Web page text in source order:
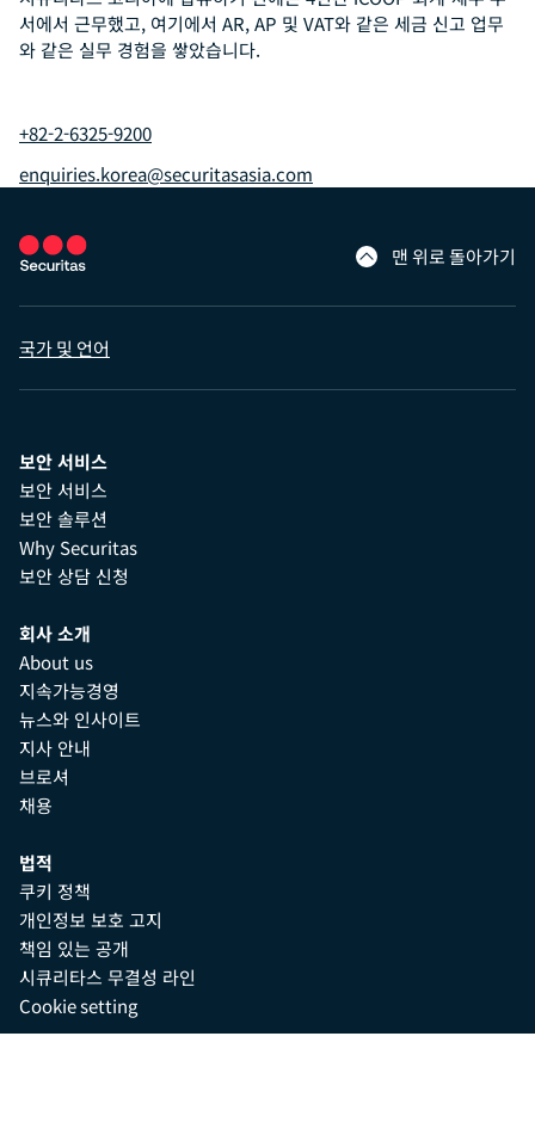
서에서 근무했고, 여기에서 AR, AP 및 VAT와 같은 세금 신고 업무
와 같은 실무 경험을 쌓았습니다.
+82-2-6325-9200
enquiries.korea@securitasasia.com
맨 위로 돌아가기
국가 및 언어
보안 서비스
보안 서비스
보안 솔루션
Why Securitas
보안 상담 신청
회사 소개
About us
지속가능경영
뉴스와 인사이트
지사 안내
브로셔
채용
법적
쿠키 정책
개인정보 보호 고지
책임 있는 공개
시큐리타스 무결성 라인
Cookie setting